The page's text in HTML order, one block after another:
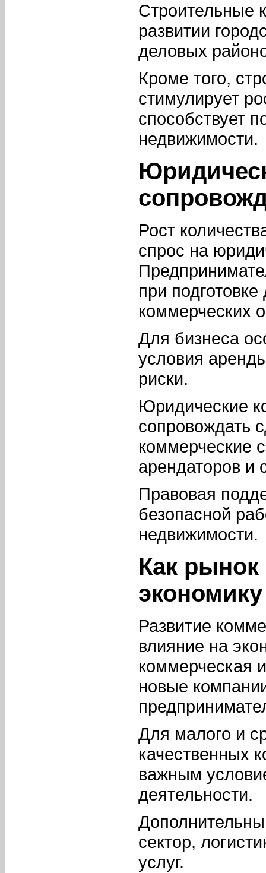
Строительные
развитии
деловых
Кроме того,
стимулирует
способствует
недвижимости.
Рост
спрос на
при
коммерческих
Для бизнеса
условия
риски.
Юридические
сопровождать
коммерческие
арендаторов и
Правовая
безопасной
недвижимости.
Как
Развитие
влияние на
коммерческая
новые
Для малого и
качественных
важным
деятельности.
сектор,
услуг.